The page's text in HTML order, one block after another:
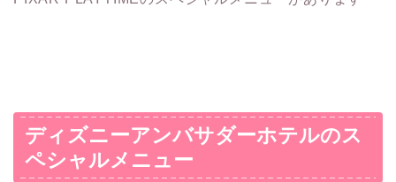
ディズニーアンバサダーホテルのス
ペシャルメニュー